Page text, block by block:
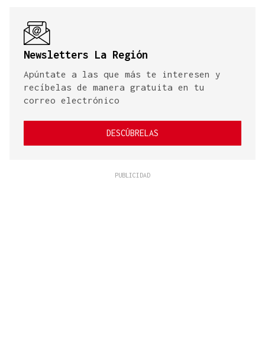
Newsletters La Región
Apúntate a las que más te interesen y
recíbelas de manera gratuita en tu
correo electrónico
DESCÚBRELAS